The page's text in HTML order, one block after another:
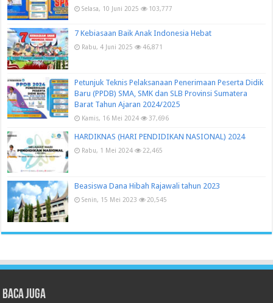
Selasa, 10 Juni 2025 103,777
7 Kebiasaan Baik Anak Indonesia Hebat
Rabu, 4 Juni 2025 46,871
Petunjuk Teknis Pelaksanaan Penerimaan Peserta Didik
Baru (PPDB) SMA, SMK dan SLB Provinsi Sumatera
Barat Tahun Ajaran 2024/2025
Kamis, 16 Mei 2024 37,696
HARDIKNAS (HARI PENDIDIKAN NASIONAL) 2024
Rabu, 1 Mei 2024 22,465
Beasiswa Dana Hibah Rajawali tahun 2023
Senin, 15 Mei 2023 20,545
Baca juga